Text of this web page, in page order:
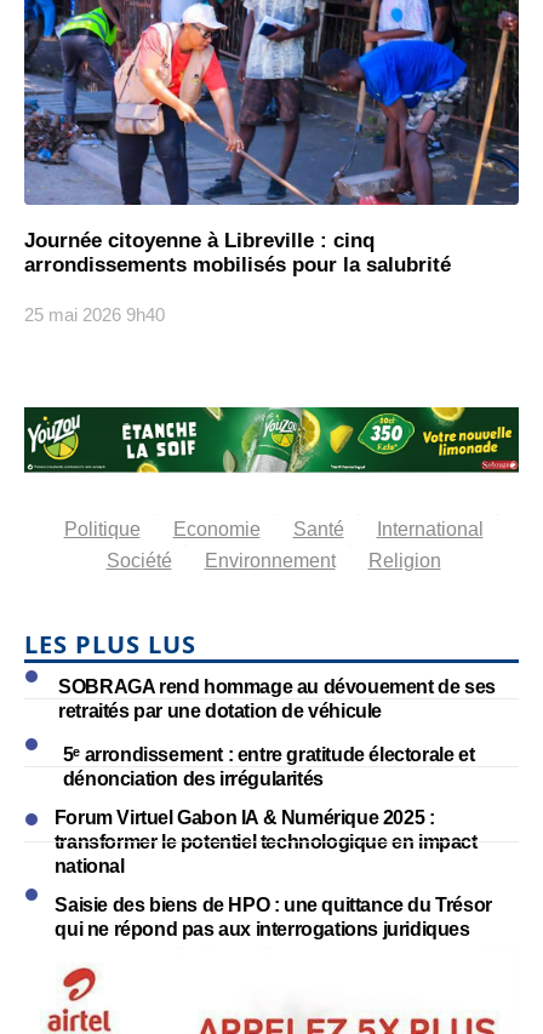
Journée citoyenne à Libreville : cinq
arrondissements mobilisés pour la salubrité
25 mai 2026 9h40
Politique Economie Santé
International
Société
Environnement Religion
LES PLUS LUS
SOBRAGA rend hommage au dévouement de ses
retraités par une dotation de véhicule
5ᵉ arrondissement : entre gratitude électorale et
dénonciation des irrégularités
Forum Virtuel Gabon IA & Numérique 2025 :
transformer le potentiel technologique en impact
national
Saisie des biens de HPO : une quittance du Trésor
qui ne répond pas aux interrogations juridiques